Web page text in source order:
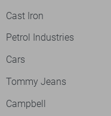
Cast Iron
Petrol Industries
Cars
Tommy Jeans
Campbell